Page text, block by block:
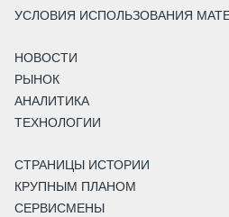
УСЛОВИЯ ИСПОЛЬЗОВАНИЯ
НОВОСТИ
РЫНОК
АНАЛИТИКА
ТЕХНОЛОГИИ
СТРАНИЦЫ ИСТОРИИ
КРУПНЫМ ПЛАНОМ
СЕРВИСМЕНЫ